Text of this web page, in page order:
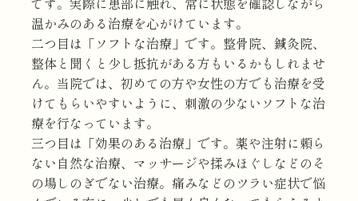
温かみのある治療を心がけています。
二つ目は「ソフトな治療」です。整骨院、鍼灸院、
整体と聞くと少し抵抗がある方もいるかもしれませ
ん。当院では、初めての方や女性の方でも治療を受
けてもらいやすいように、刺激の少ないソフトな治
療を行なっています。
​​​​​​​三つ目は「効果のある治療」です。薬や注射に頼ら
ない自然な治療、マッサージや揉みほぐしなどのそ
の場しのぎでない治療。痛みなどのツラい症状で悩